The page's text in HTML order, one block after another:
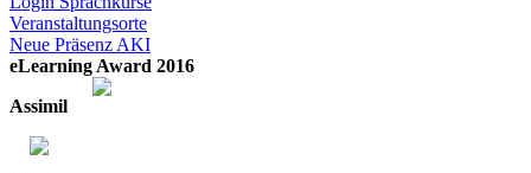
Veranstaltungsorte
Neue Präsenz AKI
eLearning Award 2016
Assimil